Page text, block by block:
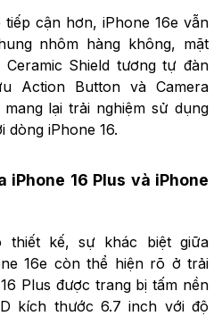
cận hơn, iPhone 16e vẫn
nhôm hàng không, mặt
Shield tương tự đàn
Action Button và Camera
lại trải nghiệm sử dụng
dòng iPhone 16.
iPhone 16 Plus và iPhone
thiết kế, sự khác biệt giữa
16e còn thể hiện rõ ở trải
Plus được trang bị tấm nền
kích thước 6.7 inch với độ